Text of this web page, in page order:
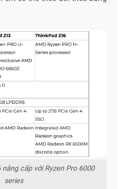
cấp với Ryzen Pro 6000
series